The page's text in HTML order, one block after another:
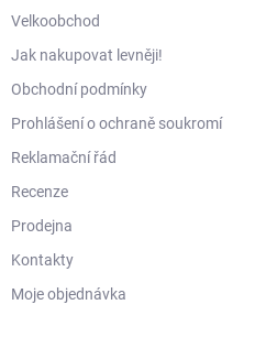
Velkoobchod
Jak nakupovat levněji!
Obchodní podmínky
Prohlášení o ochraně soukromí
Reklamační řád
Recenze
Prodejna
Kontakty
Moje objednávka